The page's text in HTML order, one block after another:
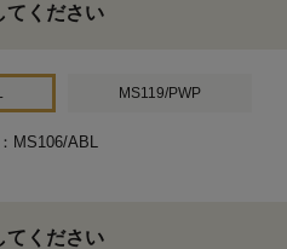
てください
MS119/PWP
MS106/ABL
てください